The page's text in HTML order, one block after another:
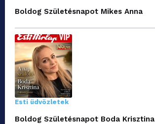
Boldog Születésnapot Mikes Anna
Esti üdvözletek
Boldog Születésnapot Boda Krisztina